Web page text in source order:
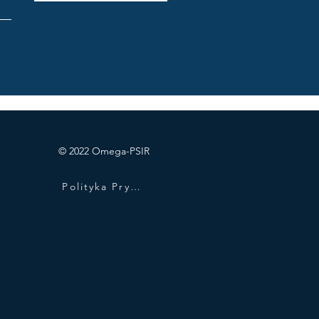
© 2022 Omega-PSIR
Polityka Prywatności